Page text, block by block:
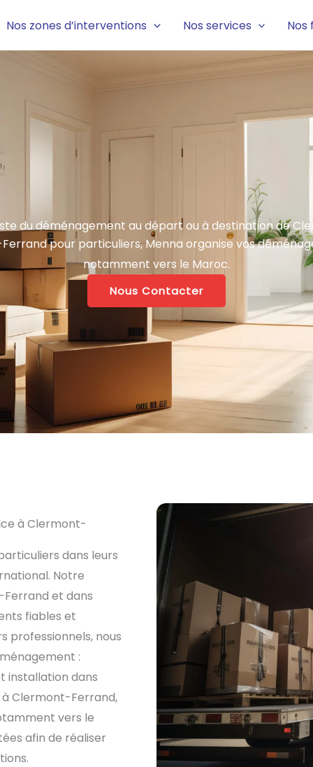
Nos zones d’interventions Nos services Nos
du déménagement au départ ou à destination de
pour particuliers, Menna organise vos
notamment vers le Maroc.
Nous Contacter
à Clermont-
dans leurs
Notre
et dans
fiables et
professionnels, nous
:
installation dans
à Clermont-Ferrand,
vers le
afin de réaliser